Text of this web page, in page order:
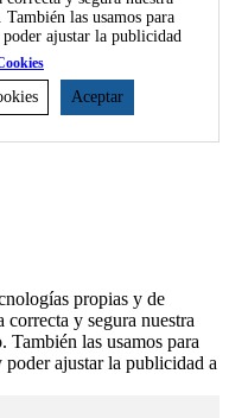
las usamos para
ajustar la publicidad
Aceptar
propias y de
correcta y segura nuestra
las usamos para
ajustar la publicidad a